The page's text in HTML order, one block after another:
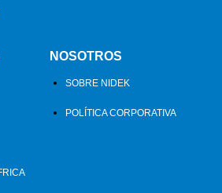
NOSOTROS
SOBRE NIDEK
POLÍTICA CORPORATIVA